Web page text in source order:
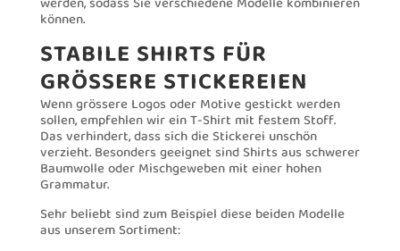
können.
STABILE SHIRTS FÜR
GRÖSSERE STICKEREIEN
Wenn grössere Logos oder Motive gestickt werden
sollen, empfehlen wir ein T-Shirt mit festem Stoff.
Das verhindert, dass sich die Stickerei unschön
verzieht. Besonders geeignet sind Shirts aus schwerer
Baumwolle oder Mischgeweben mit einer hohen
Grammatur.
Sehr beliebt sind zum Beispiel diese beiden Modelle
aus unserem Sortiment: